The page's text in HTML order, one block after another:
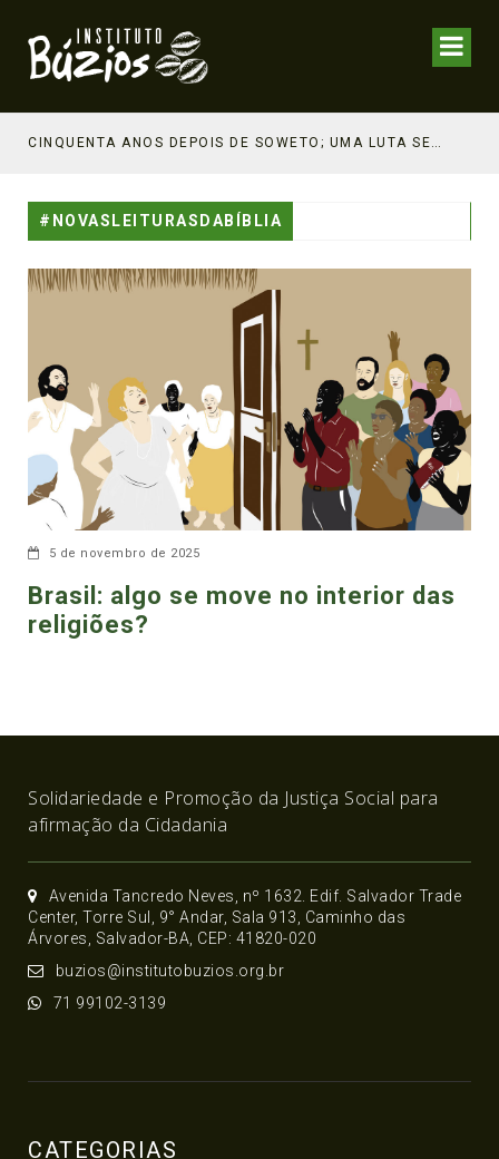
CINQUENTA ANOS DEPOIS DE SOWETO; UMA LUTA SEM DOCUMENTAÇÃO NÃO É UMA LUTA
#NOVASLEITURASDABÍBLIA
5 de novembro de 2025
Brasil: algo se move no interior das
religiões?
Solidariedade e Promoção da Justiça Social para
afirmação da Cidadania
Avenida Tancredo Neves, nº 1632. Edif. Salvador Trade
Center, Torre Sul, 9° Andar, Sala 913, Caminho das
Árvores, Salvador-BA, CEP: 41820-020
buzios@institutobuzios.org.br
71 99102-3139
CATEGORIAS